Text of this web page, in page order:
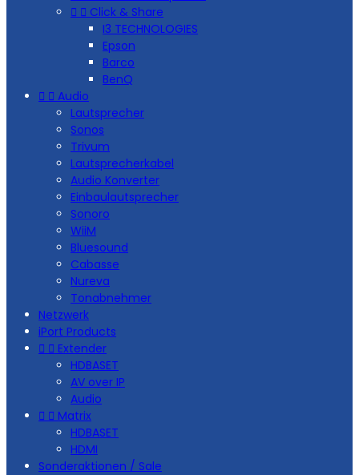
  Click & Share
I3 TECHNOLOGIES
Epson
Barco
BenQ
  Audio
Lautsprecher
Sonos
Trivum
Lautsprecherkabel
Audio Konverter
Einbaulautsprecher
Sonoro
WiiM
Bluesound
Cabasse
Nureva
Tonabnehmer
Netzwerk
iPort Products
  Extender
HDBASET
AV over IP
Audio
  Matrix
HDBASET
HDMI
Sonderaktionen / Sale